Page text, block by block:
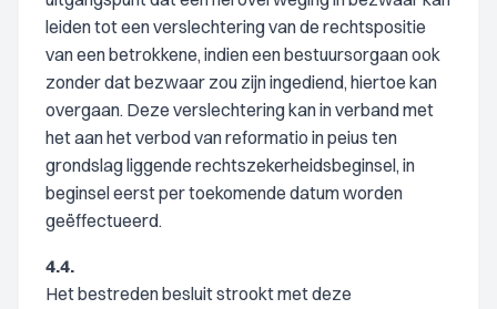
leiden tot een verslechtering van de rechtspositie
van een betrokkene, indien een bestuursorgaan ook
zonder dat bezwaar zou zijn ingediend, hiertoe kan
overgaan. Deze verslechtering kan in verband met
het aan het verbod van reformatio in peius ten
grondslag liggende rechtszekerheidsbeginsel, in
beginsel eerst per toekomende datum worden
geëffectueerd.
4.4.
Het bestreden besluit strookt met deze